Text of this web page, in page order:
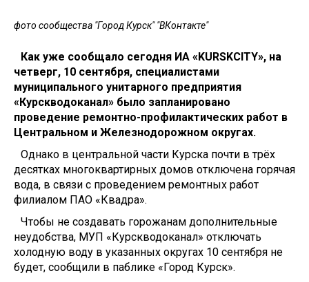
фото сообщества "Город Курск" "ВКонтакте"
Как уже сообщало сегодня ИА «KURSKCITY», на
четверг, 10 сентября, специалистами
муниципального унитарного предприятия
«Курскводоканал» было запланировано
проведение ремонтно-профилактических работ в
Центральном и Железнодорожном округах.
Однако в центральной части Курска почти в трёх
десятках многоквартирных домов отключена горячая
вода, в связи с проведением ремонтных работ
филиалом ПАО «Квадра».
Чтобы не создавать горожанам дополнительные
неудобства, МУП «Курскводоканал» отключать
холодную воду в указанных округах 10 сентября не
будет, сообщили в паблике «Город Курск».